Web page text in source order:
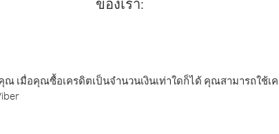
ของเรา:
ณ เมื่อคุณซื้อเครดิตเป็นจำนวนเงินเท่าใดก็ได้ คุณสามารถใช้